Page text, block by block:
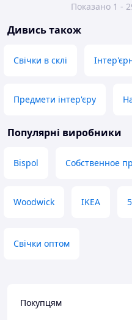
Показано 1 -
Дивись також
Свічки в склі
Предмети інтер'єру
Популярні виробники
Bispol Собственное
Woodwick IKEA
Свічки оптом
Покупцям